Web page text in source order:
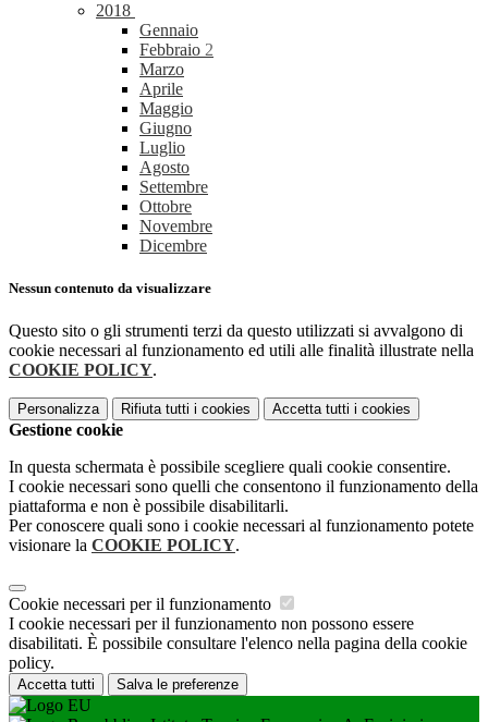
2018
Gennaio
Febbraio 2
Marzo
Aprile
Maggio
Giugno
Luglio
Agosto
Settembre
Ottobre
Novembre
Dicembre
Nessun contenuto da visualizzare
Questo sito o gli strumenti terzi da questo utilizzati si avvalgono di
cookie necessari al funzionamento ed utili alle finalità illustrate nella
COOKIE POLICY.
Personalizza Rifiuta tutti i cookies Accetta tutti i cookies
Gestione cookie
In questa schermata è possibile scegliere quali cookie consentire.
I cookie necessari sono quelli che consentono il funzionamento della
piattaforma e non è possibile disabilitarli.
Per conoscere quali sono i cookie necessari al funzionamento potete
visionare la COOKIE POLICY.
Cookie necessari per il funzionamento
I cookie necessari per il funzionamento non possono essere
disabilitati. È possibile consultare l'elenco nella pagina della cookie
policy.
Accetta tutti Salva le preferenze